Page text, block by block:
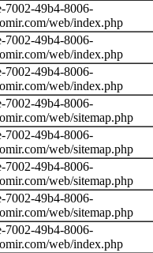
7002-49b4-8006-
web/index.php
7002-49b4-8006-
web/index.php
7002-49b4-8006-
web/index.php
7002-49b4-8006-
web/sitemap.php
7002-49b4-8006-
web/sitemap.php
7002-49b4-8006-
web/sitemap.php
7002-49b4-8006-
web/sitemap.php
7002-49b4-8006-
web/index.php